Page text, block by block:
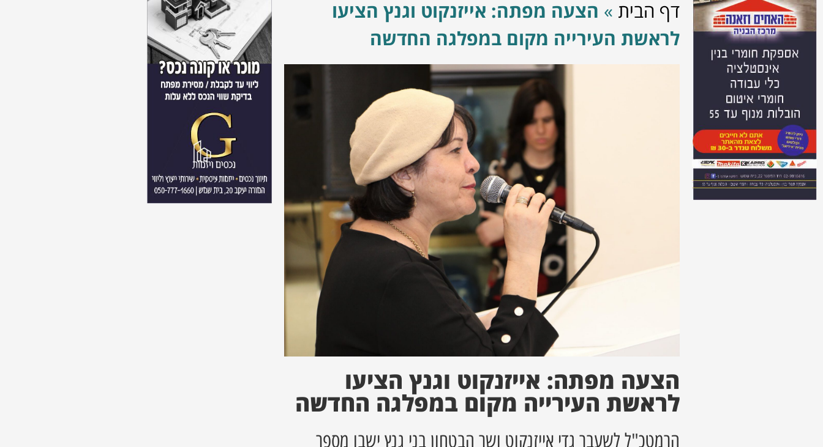
דף הבית » הצעה מפתה: אייזנקוט וגנץ הציעו
לראשת העירייה מקום במפלגה החדשה
הצעה מפתה: אייזנקוט וגנץ הציעו
לראשת העירייה מקום במפלגה החדשה
הרמטכ"ל לשעבר גדי אייזנקוט ושר הבטחון בני גנץ ישבו מספר